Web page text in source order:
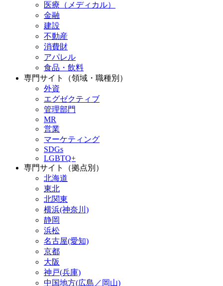
医療（メディカル）
金融
建設
不動産
消費財
アパレル
食品・飲料
専門サイト（領域・職種別）
外資
エグゼクティブ
管理部門
MR
営業
マーケティング
SDGs
LGBTQ+
専門サイト（拠点別）
北海道
東北
北関東
横浜(神奈川)
静岡
浜松
名古屋(愛知)
京都
大阪
神戸(兵庫)
中国地方(広島／岡山)